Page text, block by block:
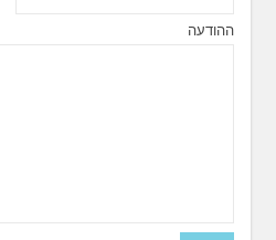
ההודעה